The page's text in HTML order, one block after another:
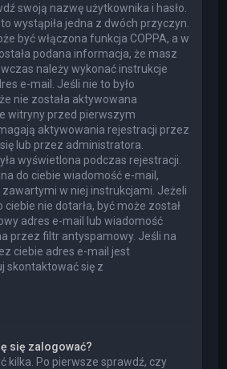
swoją nazwę użytkownika i hasło.
wystąpiła jedna z dwóch przyczyn.
być włączona funkcja COPPA, a w
podana informacja, że masz
należy wykonać instrukcje
e-mail. Jeśli nie to było
nie została aktywowana
witryny przed pierwszym
aktywowania rejestracji przez
lub przez administratora.
wyświetlona podczas rejestracji.
do ciebie wiadomość e-mail,
w niej instrukcjami. Jeżeli
nie dotarła, być może został
adres e-mail lub wiadomość
przez filtr antyspamowy. Jeśli na
ciebie adres e-mail jest
skontaktować się z
się zalogować?
kilka. Po pierwsze sprawdź, czy